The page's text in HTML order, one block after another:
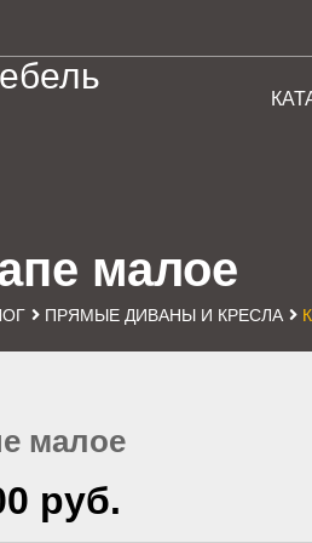
малое
ПРЯМЫЕ ДИВАНЫ И КРЕСЛА
малое
руб.